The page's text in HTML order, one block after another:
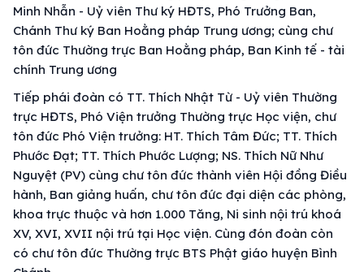
Minh Nhẫn - Uỷ viên Thư ký HĐTS, Phó Trưởng Ban,
Chánh Thư ký Ban Hoằng pháp Trung ương; cùng chư
tôn đức Thường trực Ban Hoằng pháp, Ban Kinh tế - tài
chính Trung ương
Tiếp phái đoàn có TT. Thích Nhật Từ - Uỷ viên Thường
trực HĐTS, Phó Viện trưởng Thường trực Học viện, chư
tôn đức Phó Viện trưởng: HT. Thích Tâm Đức; TT. Thích
Phước Đạt; TT. Thích Phước Lượng; NS. Thích Nữ Như
Nguyệt (PV) cùng chư tôn đức thành viên Hội đồng Điều
hành, Ban giảng huấn, chư tôn đức đại diện các phòng,
khoa trực thuộc và hơn 1.000 Tăng, Ni sinh nội trú khoá
XV, XVI, XVII nội trú tại Học viện. Cùng đón đoàn còn
có chư tôn đức Thường trực BTS Phật giáo huyện Bình